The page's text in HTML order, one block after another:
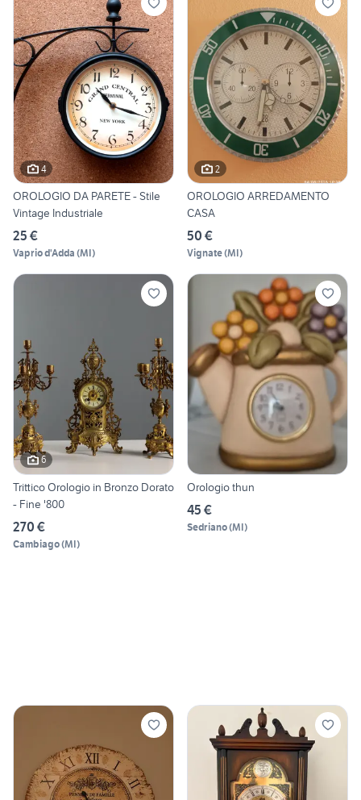
4
OROLOGIO DA PARETE - Stile
Vintage Industriale
25 €
Vaprio d'Adda (MI)
2
OROLOGIO ARREDAMENTO
CASA
50 €
Vignate(MI)
6
Trittico Orologio in Bronzo Dorato
- Fine '800
270 €
Cambiago(MI)
Orologio thun
45 €
Sedriano(MI)